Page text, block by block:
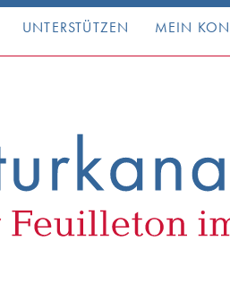
UNTERSTÜTZEN MEIN